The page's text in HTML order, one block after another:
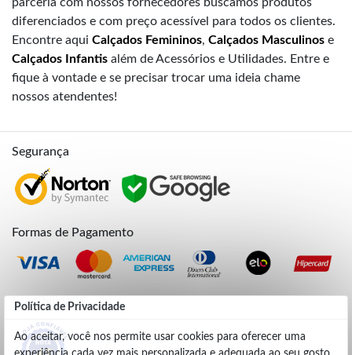
Política de Privacidade
Ao aceitar, você nos permite usar cookies para oferecer uma
diferenciados e com preço acessível para todos os clientes.
Encontre aqui Calçados Femininos, Calçados Masculinos e
Calçados Infantis além de Acessórios e Utilidades. Entre e
fique à vontade e se precisar trocar uma ideia chame
nossos atendentes!
Segurança
Formas de Pagamento
Credibilidade